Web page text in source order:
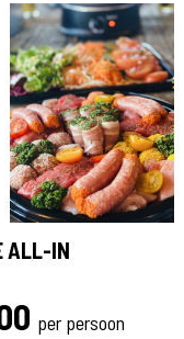
ALL-IN
per persoon